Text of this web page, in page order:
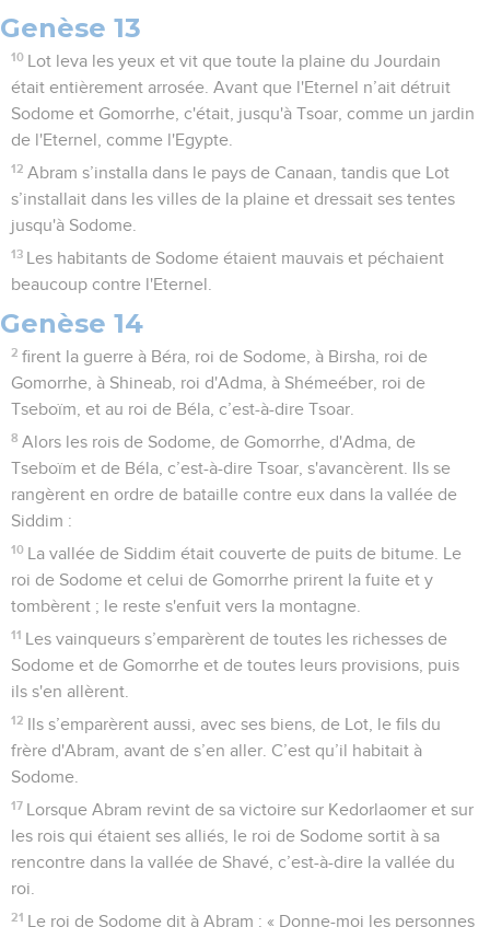
Genèse 13
10
Lot leva les yeux et vit que toute la plaine du Jourdain
était entièrement arrosée. Avant que l'Eternel n’ait détruit
Sodome et Gomorrhe, c'était, jusqu'à Tsoar, comme un jardin
de l'Eternel, comme l'Egypte.
12 Abram s’installa dans le pays de Canaan, tandis que Lot
s’installait dans les villes de la plaine et dressait ses tentes
jusqu'à Sodome.
13
Les habitants de Sodome étaient mauvais et péchaient
beaucoup contre l'Eternel.
Genèse 14
2 firent la guerre à Béra, roi de Sodome, à Birsha, roi de
Gomorrhe, à Shineab, roi d'Adma, à Shémeéber, roi de
Tseboïm, et au roi de Béla, c’est-à-dire Tsoar.
8 Alors les rois de Sodome, de Gomorrhe, d'Adma, de
Tseboïm et de Béla, c’est-à-dire Tsoar, s'avancèrent. Ils se
rangèrent en ordre de bataille contre eux dans la vallée de
Siddim :
10
La vallée de Siddim était couverte de puits de bitume. Le
roi de Sodome et celui de Gomorrhe prirent la fuite et y
tombèrent ; le reste s'enfuit vers la montagne.
11
Les vainqueurs s’emparèrent de toutes les richesses de
Sodome et de Gomorrhe et de toutes leurs provisions, puis
ils s'en allèrent.
12
Ils s’emparèrent aussi, avec ses biens, de Lot, le fils du
frère d'Abram, avant de s’en aller. C’est qu’il habitait à
Sodome.
17
Lorsque Abram revint de sa victoire sur Kedorlaomer et sur
les rois qui étaient ses alliés, le roi de Sodome sortit à sa
rencontre dans la vallée de Shavé, c’est-à-dire la vallée du
roi.
21
Le roi de Sodome dit à Abram : « Donne-moi les personnes